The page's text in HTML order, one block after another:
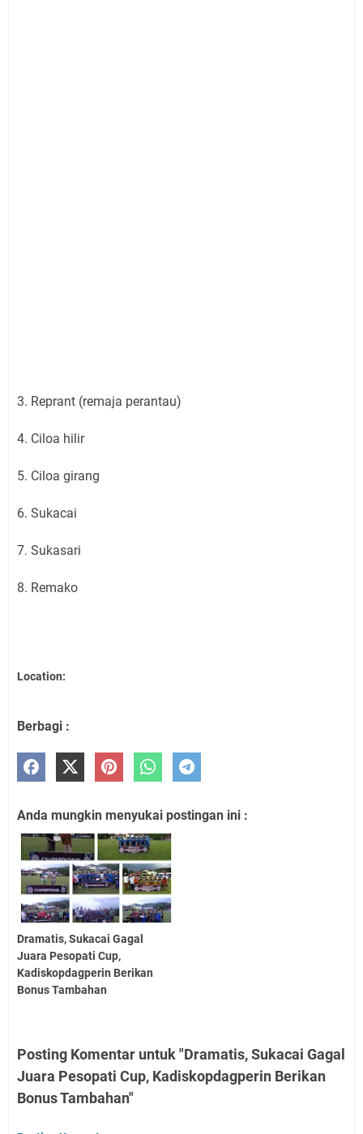
3. Reprant (remaja perantau)
4. Ciloa hilir
5. Ciloa girang
6. Sukacai
7. Sukasari
8. Remako
Location:
Berbagi :
Anda mungkin menyukai postingan ini :
Dramatis, Sukacai Gagal
Juara Pesopati Cup,
Kadiskopdagperin Berikan
Bonus Tambahan
Posting Komentar untuk "Dramatis, Sukacai Gagal
Juara Pesopati Cup, Kadiskopdagperin Berikan
Bonus Tambahan"